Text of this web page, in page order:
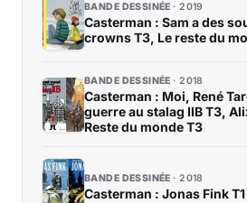
BANDE DESSINÉE 2019
Casterman : Sam a des
crowns T3, Le reste du
BANDE DESSINÉE 2018
Casterman : Moi, René
guerre au stalag IIB T3,
Reste du monde T3
BANDE DESSINÉE 2018
Casterman : Jonas Fink